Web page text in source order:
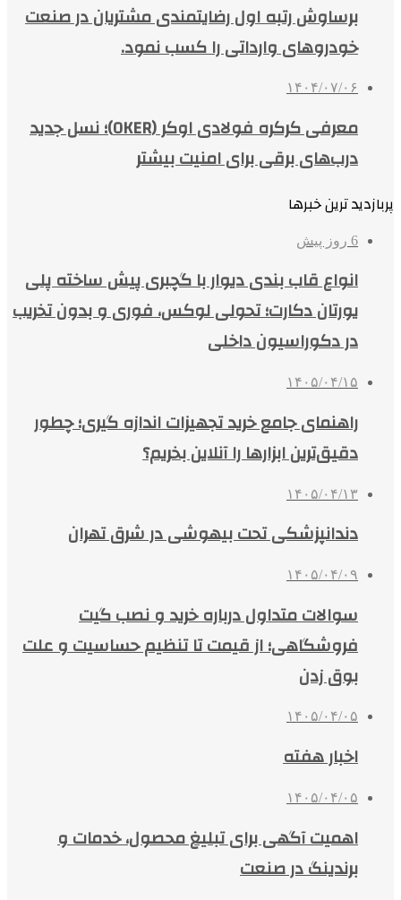
برساوش رتبه اول رضایتمندی مشتریان در صنعت
خودروهای وارداتی را کسب نمود.
۱۴۰۴/۰۷/۰۶
معرفی کرکره فولادی اوکر (OKER)؛ نسل جدید
درب‌های برقی برای امنیت بیشتر
پربازدید ترین خبرها
6 روز پیش
انواع قاب بندی دیوار با گچبری پیش ساخته پلی
یورتان دکارت؛ تحولی لوکس، فوری و بدون تخریب
در دکوراسیون داخلی
۱۴۰۵/۰۴/۱۵
راهنمای جامع خرید تجهیزات اندازه گیری؛ چطور
دقیق‌ترین ابزارها را آنلاین بخریم؟
۱۴۰۵/۰۴/۱۳
دندانپزشکی تحت بیهوشی در شرق تهران
۱۴۰۵/۰۴/۰۹
سوالات متداول درباره خرید و نصب گیت
فروشگاهی؛ از قیمت تا تنظیم حساسیت و علت
بوق زدن
۱۴۰۵/۰۴/۰۵
اخبار هفته
۱۴۰۵/۰۴/۰۵
اهمیت آگهی برای تبلیغ محصول، خدمات و
برندینگ در صنعت